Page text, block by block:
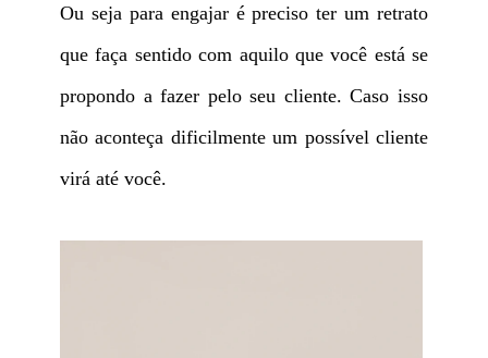
Ou seja para engajar é preciso ter um retrato
que faça sentido com aquilo que você está se
propondo a fazer pelo seu cliente. Caso isso
não aconteça dificilmente um possível cliente
virá até você.